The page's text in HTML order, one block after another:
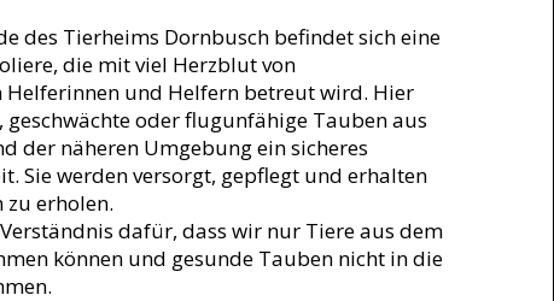
des Tierheims Dornbusch befindet sich eine
die mit viel Herzblut von
Helferinnen und Helfern betreut wird. Hier
geschwächte oder flugunfähige Tauben aus
der näheren Umgebung ein sicheres
Sie werden versorgt, gepflegt und erhalten
zu erholen.
dafür, dass wir nur Tiere aus dem
können und gesunde Tauben nicht in die